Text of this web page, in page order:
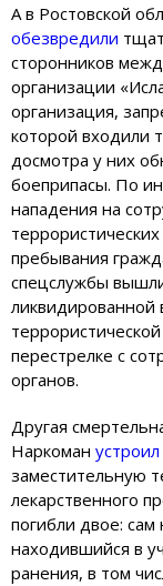
А в Ростовской
обезвредили
сторонников
организации
организация,
которой входили
досмотра у них
боеприпасы. По
нападения на
пребывания
спецслужбы
ликвидированной
перестрелке с
органов.
Другая
Наркоман
заместительную
лекарственного
погибли двое:
находившийся в
ранения, в том